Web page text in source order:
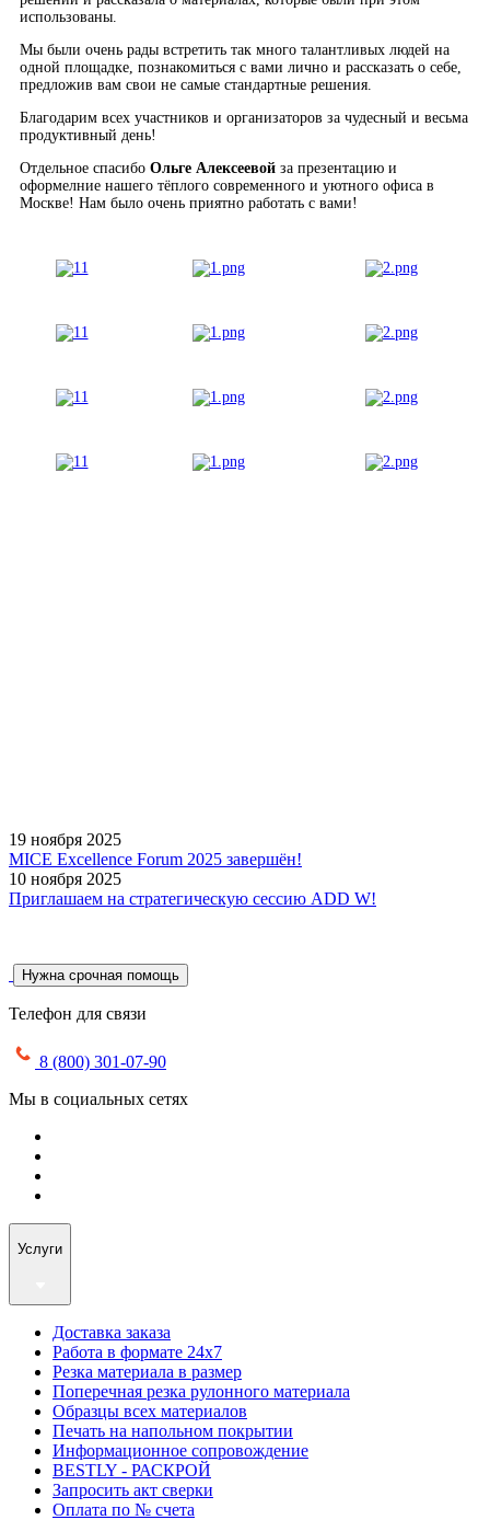
использованы.
Мы были очень рады встретить так много талантливых людей на
одной площадке, познакомиться с вами лично и рассказать о себе,
предложив вам свои не самые стандартные решения.
Благодарим всех участников и организаторов за чудесный и весьма
продуктивный день!
Отдельное спасибо Ольге Алексеевой за презентацию и
оформелние нашего тёплого современного и уютного офиса в
Москве! Нам было очень приятно работать с вами!
19 ноября 2025
MICE Excellence Forum 2025 завершён!
10 ноября 2025
Приглашаем на стратегическую сессию ADD W!
Нужна срочная помощь
Телефон для связи
8 (800) 301-07-90
Мы в социальных сетях
Услуги
Доставка заказа
Работа в формате 24х7
Резка материала в размер
Поперечная резка рулонного материала
Образцы всех материалов
Печать на напольном покрытии
Информационное сопровождение
BESTLY - РАСКРОЙ
Запросить акт сверки
Оплата по № счета